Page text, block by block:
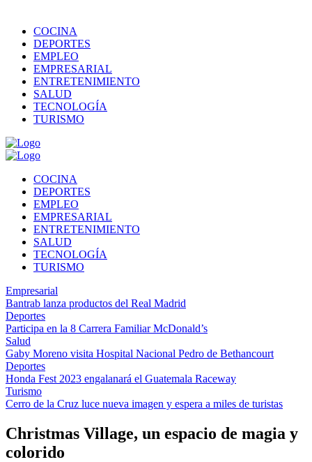
COCINA
DEPORTES
EMPLEO
EMPRESARIAL
ENTRETENIMIENTO
SALUD
TECNOLOGÍA
TURISMO
COCINA
DEPORTES
EMPLEO
EMPRESARIAL
ENTRETENIMIENTO
SALUD
TECNOLOGÍA
TURISMO
Empresarial
Bantrab lanza productos del Real Madrid
Deportes
Participa en la 8 Carrera Familiar McDonald’s
Salud
Gaby Moreno visita Hospital Nacional Pedro de Bethancourt
Deportes
Honda Fest 2023 engalanará el Guatemala Raceway
Turismo
Cerro de la Cruz luce nueva imagen y espera a miles de turistas
Christmas Village, un espacio de magia y
colorido